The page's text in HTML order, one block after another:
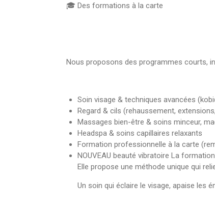
🎓 Des formations à la carte
Nous proposons des programmes courts,
Soin visage & techniques avancées
Regard & cils (rehaussement,
Massages bien-être & soins minceur,
Headspa & soins capillaires relaxants
Formation professionnelle à la carte
NOUVEAU beauté vibratoire La formation
Elle propose une méthode unique qui
Un soin qui éclaire le visage, apaise les